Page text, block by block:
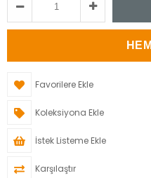
Favorilere Ekle
Koleksiyona Ekle
İstek Listeme Ekle
Karşılaştır